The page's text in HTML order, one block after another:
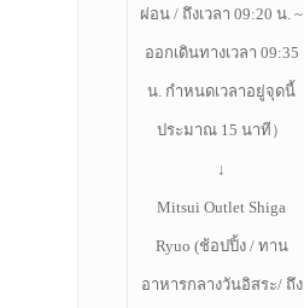
ผ่อน / ถึงเวลา 09:20 น. ~
ออกเดินทางเวลา 09:35
น. กำหนดเวลาอยู่จุดนี้
ประมาณ 15 นาที）
↓
Mitsui Outlet Shiga
Ryuo (ช้อปปิ้ง / ทาน
อาหารกลางวันอิสระ/ ถึง